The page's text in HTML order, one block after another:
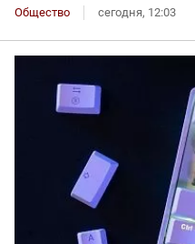
Общество сегодня, 12:03